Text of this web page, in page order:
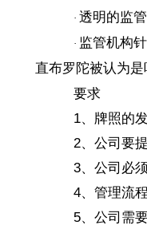
· 透明的监
· 监管机构
直布罗陀被认为
要求
1、牌照的
2、公司要
3、公司必
4、管理流
5、公司需